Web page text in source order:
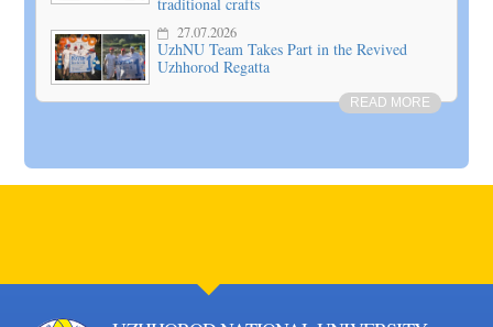
27.07.2026
UzhNU Team Takes Part in the Revived
Uzhhorod Regatta
READ MORE